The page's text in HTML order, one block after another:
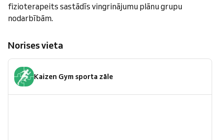
fizioterapeits sastādīs vingrinājumu plānu grupu
nodarbībām.
Norises vieta
Kaizen Gym sporta zāle